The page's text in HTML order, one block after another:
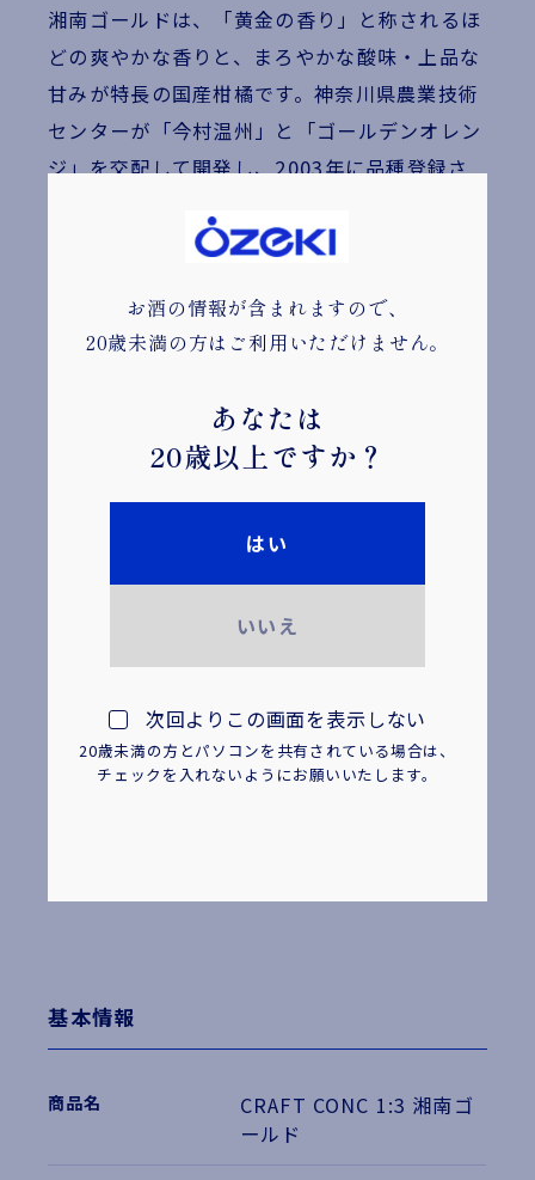
湘南ゴールドは、「黄金の香り」と称されるほ
どの爽やかな香りと、まろやかな酸味・上品な
甘みが特長の国産柑橘です。神奈川県農業技術
センターが「今村温州」と「ゴールデンオレン
ジ」を交配して開発し、2003年に品種登録さ
の認知拡大が課題となっており、今回はコラボ
しています。
「ニッポンエール」は「全国から届けられる日
本産のたべものに、そしてにっぽんに、ここか
らエールをおくろう」をコンセプトに誕生した
農と連携を続け、商品を通じて全国の産地・農
yell/about/
基本情報
CRAFT CONC 1:3 湘南ゴ
ールド
お酒の情報が含まれますので、
20歳未満の方はご利用いただけません。
あなたは
20歳以上ですか？
はい
いいえ
次回よりこの画面を表示しない
20歳未満の方とパソコンを共有されている場合は、
チェックを入れないようにお願いいたします。